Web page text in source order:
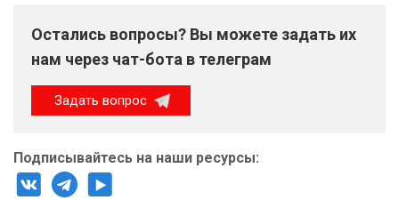
Остались вопросы? Вы можете задать их
нам через чат-бота в телеграм
Задать вопрос
Подписывайтесь на наши ресурсы: